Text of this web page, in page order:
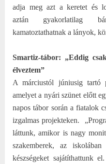
adja meg azt a keretet és
aztán gyakorlatilag
kamatoztathatnak a lányok,
Smartiz-tábor: „Eddig
élveztem”
A márciustól júniusig tartó
amelyet a nyári szünet előtt
napos tábor során a fiatalok
izgalmas projekteken.
láttunk, amikor is nagy
szakemberek, az
készségeket sajátíthattunk